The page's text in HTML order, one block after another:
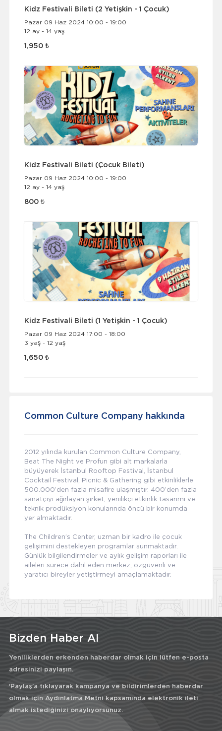
Kidz Festivali Bileti (2 Yetişkin - 1 Çocuk)
Pazar 09 Haz 2024 10:00 - 19:00
12 ay - 14 yaş
1,950 ₺
Kidz Festivali Bileti (Çocuk Bileti)
Pazar 09 Haz 2024 10:00 - 19:00
12 ay - 14 yaş
800 ₺
Kidz Festivali Bileti (1 Yetişkin - 1 Çocuk)
Pazar 09 Haz 2024 17:00 - 18:00
3 yaş - 12 yaş
1,650 ₺
Common Culture Company hakkında
2012 yılında kurulan Common Culture Company,
Beat The Night ve Profun gibi alt markalarla
büyüyerek İstanbul Rooftop Festival, İstanbul
Cocktail Festival, Picnic & Gathering gibi etkinliklerle
500.000’den fazla misafire ulaşmıştır. 400’den fazla
sanatçıyı ağırlayan şirket, yenilikçi etkinlik tasarımı ve
teknik prodüksiyon konularında öncü bir konumda
yer almaktadır.
The Children’s Center, uzman bir kadro ile çocuk
gelişimini destekleyen programlar sunmaktadır.
Günlük bilgilendirmeler ve aylık gelişim raporları ile
aileleri sürece dahil eden merkez, özgüvenli ve
yaratıcı bireyler yetiştirmeyi amaçlamaktadır.
Bizden Haber Al
Yeniliklerden erkenden haberdar olmak için lütfen e-posta
adresinizi paylaşın.
'Paylaş'a tıklayarak kampanya ve bildirimlerden haberdar
olmak için Aydınlatma Metni kapsamında elektronik ileti
almak istediğinizi onaylıyorsunuz.